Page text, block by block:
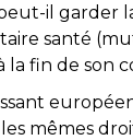
il garder
santé
la fin de son
mêmes